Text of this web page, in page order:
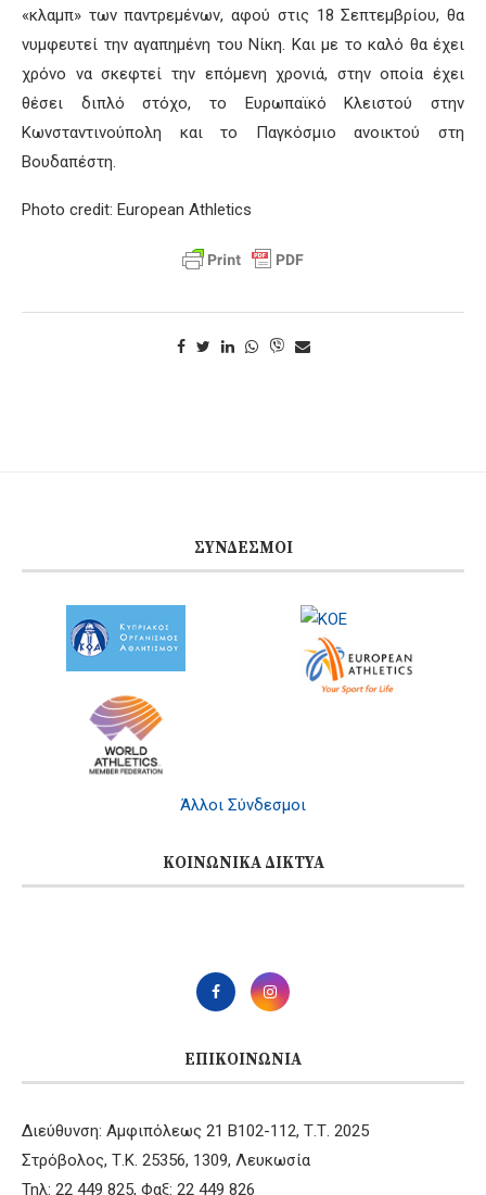
«κλαμπ» των παντρεμένων, αφού στις 18 Σεπτεμβρίου, θα
νυμφευτεί την αγαπημένη του Νίκη. Και με το καλό θα έχει
χρόνο να σκεφτεί την επόμενη χρονιά, στην οποία έχει
θέσει διπλό στόχο, το Ευρωπαϊκό Κλειστού στην
Κωνσταντινούπολη και το Παγκόσμιο ανοικτού στη
Βουδαπέστη.
Photo credit: European Athletics
ΣΎΝΔΕΣΜΟΙ
Άλλοι Σύνδεσμοι
ΚΟΙΝΩΝΙΚΆ ΔΊΚΤΥΑ
ΕΠΙΚΟΙΝΩΝΊΑ
Διεύθυνση: Αμφιπόλεως 21 B102-112, Τ.Τ. 2025
Στρόβολος, Τ.Κ. 25356, 1309, Λευκωσία
Τηλ: 22 449 825, Φαξ: 22 449 826